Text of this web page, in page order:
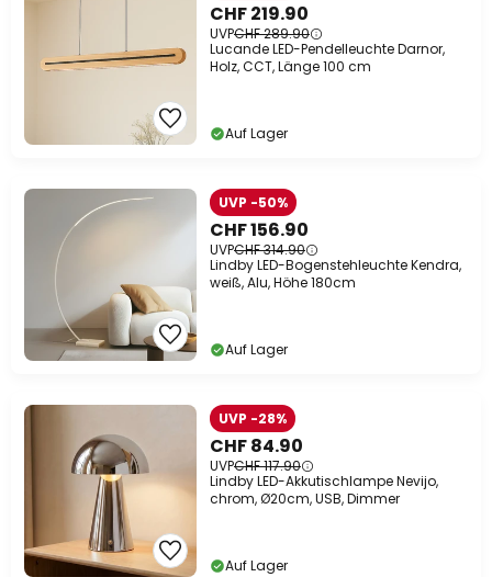
CHF 219.90
UVPCHF 289.90
Lucande LED-Pendelleuchte Darnor,
Holz, CCT, Länge 100 cm
Auf Lager
CHF 156.90
UVPCHF 314.90
UVP -50%
Lindby LED-Bogenstehleuchte Kendra,
weiß, Alu, Höhe 180cm
Auf Lager
CHF 84.90
UVPCHF 117.90
UVP -28%
Lindby LED-Akkutischlampe Nevijo,
chrom, Ø20cm, USB, Dimmer
Auf Lager